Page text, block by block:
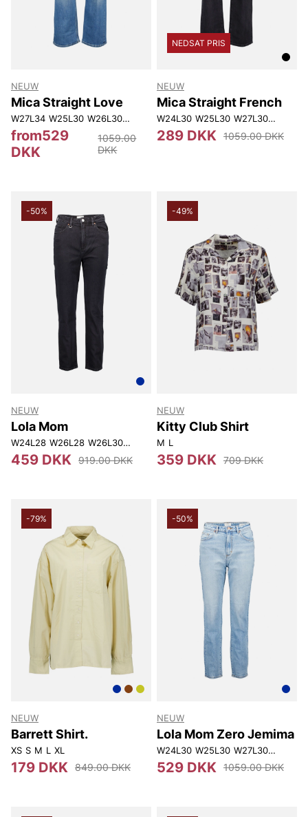
NEUW
Mica Straight Love
W27L34 W25L30 W26L30 W29L30 W25L32 W29L32 W30L32
from529
DKK
1059.00
DKK
NEDSAT PRIS
NEUW
Mica Straight French
W24L30 W25L30 W27L30 W28L30
289 DKK 1059.00 DKK
-50%
NEUW
Lola Mom
W24L28 W26L28 W26L30 W27L30 W28L30
459 DKK 919.00 DKK
-49%
NEUW
Kitty Club Shirt
M L
359 DKK 709 DKK
-79%
NEUW
Barrett Shirt.
XS S M L XL
179 DKK 849.00 DKK
-50%
NEUW
Lola Mom Zero Jemima
W24L30 W25L30 W27L30 W28L30
529 DKK 1059.00 DKK